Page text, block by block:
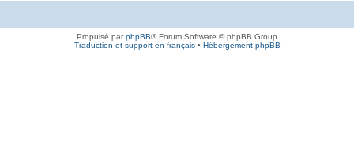
Propulsé parphpBB® Forum Software © phpBB Group
Traduction et support en français• Hébergement phpBB